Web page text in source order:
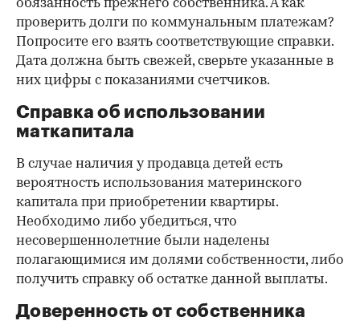
обязанность прежнего собственника. А как
проверить долги по коммунальным платежам?
Попросите его взять соответствующие справки.
Дата должна быть свежей, сверьте указанные в
них цифры с показаниями счетчиков.
Справка об использовании
маткапитала
В случае наличия у продавца детей есть
вероятность использования материнского
капитала при приобретении квартиры.
Необходимо либо убедиться, что
несовершеннолетние были наделены
полагающимися им долями собственности, либо
получить справку об остатке данной выплаты.
Доверенность от собственника